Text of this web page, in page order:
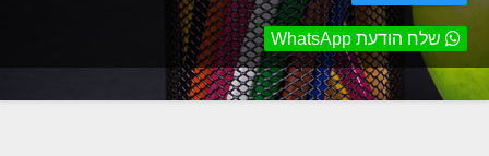
שלח הודעת WhatsApp